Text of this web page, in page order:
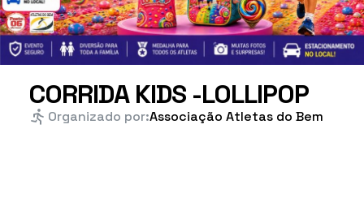
CORRIDA KIDS -LOLLIPOP
Organizado por:Associação Atletas do Bem